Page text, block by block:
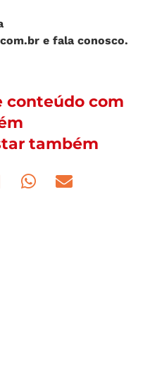
e fala conosco.
conteúdo com
também